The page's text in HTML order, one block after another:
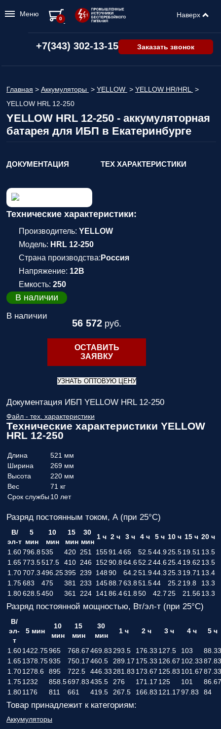
+7(343) 302-13-15 Заказать звонок
Главная > Аккумуляторы > YELLOW > YELLOW HR/HRL
>
YELLOW HRL 12-250
YELLOW HRL 12-250 - аккумуляторная
батарея для ИБП в Екатеринбурге
ДОКУМЕНТАЦИЯ ТЕХ ХАРАКТЕРИСТИКИ
Технические характеристики:
Производитель: YELLOW
Модель: HRL 12-250
Страна производства: Россия
Напряжение: 12В
Емкость: 250
В наличии
В наличии
56 572 руб.
ОСТАВИТЬ
ЗАЯВКУ
УЗНАТЬ ОПТОВУЮ ЦЕНУ
Документация ИБП YELLOW HRL 12-250
Файл - тех. характеристики
Технические характеристики YELLOW
HRL 12-250
Длина
521 мм
Ширина
269 мм
Высота
220 мм
Вес
71 кг
Срок службы 10 лет
Разряд постоянным током, А (при 25°С)
В/
эл-т
5
мин
10
мин
15
мин
30
мин
1 ч 2 ч 3 ч 4 ч 5 ч 10 ч 15 ч 20 ч
1.60796.8535 420 251 15591.465 52.544.925.519.51 13.5
1.65773.5517.5 410 246 15290.864.652.244.625.419.62 13.5
1.70707.3496.25395 239 14890 64.251.944.3 25.3 19.71 13.4
1.75683 475 381 233 14588.763.851.544 25.2 19.8
13.3
1.80628.5450 361 224 141 86.461.850 42.7 25 21.5613.3
Разряд постоянной мощностью, Вт/эл-т (при 25°С)
В/
эл-
т
5 мин
10
мин
15
мин
30
мин
1 ч 2 ч 3 ч 4 ч 5 ч
1.601422.75965 768.67469.83 293.5 176.33 127.5 103
88.33
1.651378.75935 750.17460.5 289.17 175.33 126.67 102.3387.83
1.701278.6 895 722.5 446.33 281.83 173.67 125.83 101.6787.33
1.751232 858.5697.83435.5 276 171.17 125 101
86.67
1.801176 811 661 419.5 267.5 166.83 121.1797.83 84
Товар принадлежит к категориям:
Аккумуляторы
Меню Наверх
0